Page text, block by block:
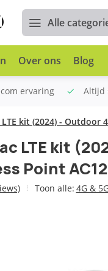
Alle
Over ons Blog
ervaring Altijd
kit (2024) - Outdoor
LTE kit
Point
Toon alle: 4G &